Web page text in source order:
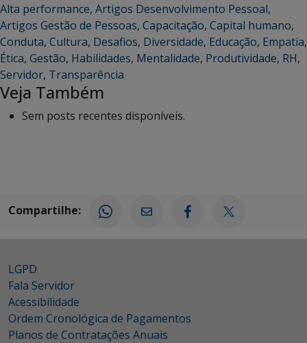
Alta performance, Artigos Desenvolvimento Pessoal,
Artigos Gestão de Pessoas, Capacitação, Capital humano,
Conduta, Cultura, Desafios, Diversidade, Educação, Empatia,
Ética, Gestão, Habilidades, Mentalidade, Produtividade, RH,
Servidor, Transparência
Veja Também
Sem posts recentes disponíveis.
Compartilhe:
LGPD
Fala Servidor
Acessibilidade
Ordem Cronológica de Pagamentos
Planos de Contratações Anuais